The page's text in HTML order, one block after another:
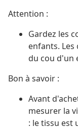
Attention :
Gardez les
enfants.
du cou d'un
Bon à savoir :
Avant
mesurer la
: le tissu est